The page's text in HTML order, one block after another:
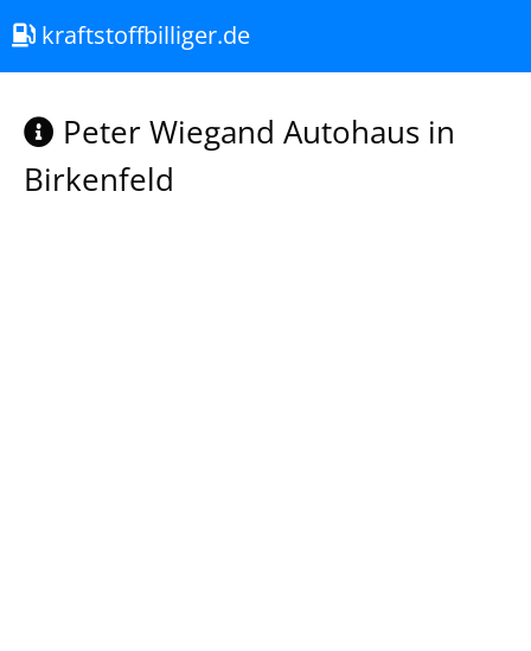
kraftstoffbilliger.de
Peter Wiegand Autohaus in
Birkenfeld